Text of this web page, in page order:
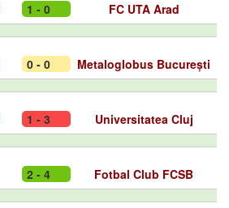
1 - 0 FC UTA Arad
0 - 0 Metaloglobus București
1 - 3 Universitatea Cluj
2 - 4 Fotbal Club FCSB